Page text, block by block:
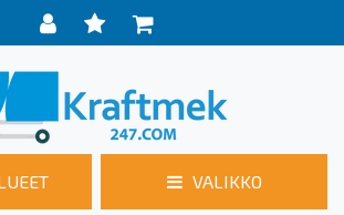
VALIKKO